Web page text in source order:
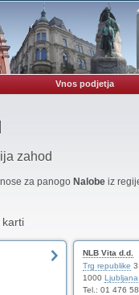
Vnos podjetja
zahod
za panogo Nalobe iz
karti
NLB Vita d.d.
Trg republike 3
1000 Ljubljana
Tel.: 01 476